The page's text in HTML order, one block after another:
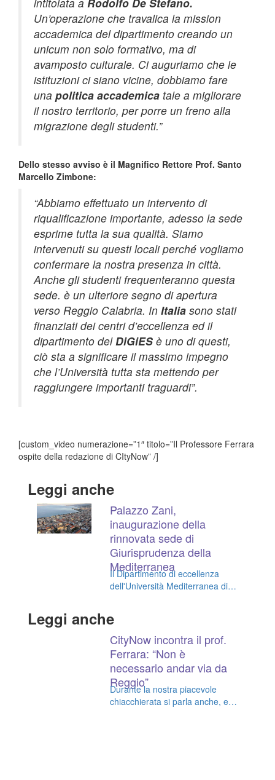
Un’operazione che travalica la mission
accademica del dipartimento creando un
unicum non solo formativo, ma di
avamposto culturale. Ci auguriamo che le
istituzioni ci siano vicine, dobbiamo fare
una politica accademica tale a migliorare
il nostro territorio, per porre un freno alla
migrazione degli studenti.”
Dello stesso avviso è il Magnifico Rettore Prof. Santo
Marcello Zimbone:
“Abbiamo effettuato un intervento di
riqualificazione importante, adesso la sede
esprime tutta la sua qualità. Siamo
intervenuti su questi locali perché vogliamo
confermare la nostra presenza in città.
Anche gli studenti frequenteranno questa
sede. è un ulteriore segno di apertura
verso Reggio Calabria. In Italia sono stati
finanziati dei centri d’eccellenza ed il
dipartimento delDiGiES è uno di questi,
ciò sta a significare il massimo impegno
che l’Università tutta sta mettendo per
raggiungere importanti traguardi”.
[custom_video numerazione=”1″ titolo=”Il Professore Ferrara
ospite della redazione di CItyNow” /]
Leggi anche
Palazzo Zani,
inaugurazione della
rinnovata sede di
Giurisprudenza della
Mediterranea
Il Dipartimento di eccellenza
dell'Università Mediterranea di
crescita della società e del
territorio
Leggi anche
CityNow incontra il prof.
Ferrara: “Non è
necessario andar via da
Reggio”
Durante la nostra piacevole
chiacchierata si parla anche, e